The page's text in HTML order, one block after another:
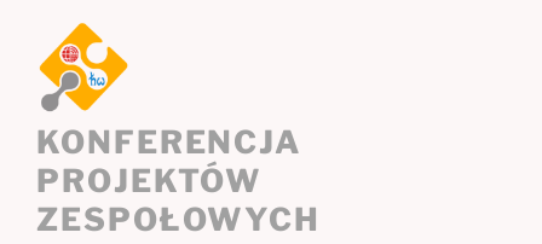
treści
KONFERENCJA
PROJEKTÓW
ZESPOŁOWYCH